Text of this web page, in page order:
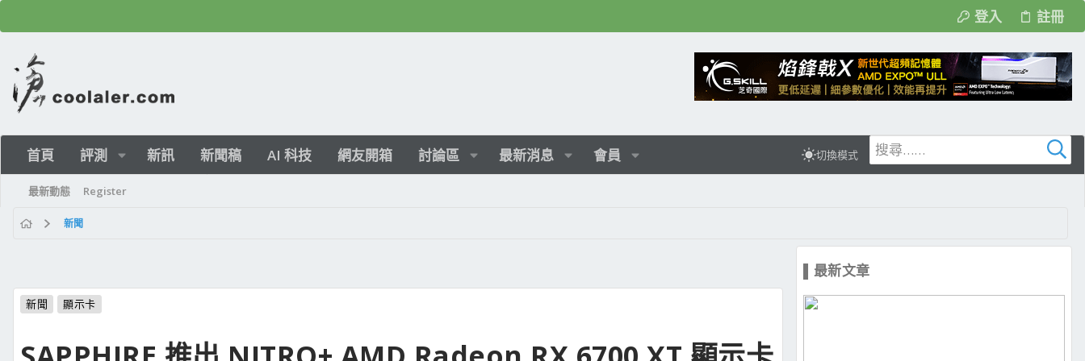
登入 註冊
首頁 評測 新訊 新聞稿 AI 科技 網友開箱 討論區 最新消息 會員 切換模式
最新動態 Register
新聞
新聞 顯示卡
▌最新文章